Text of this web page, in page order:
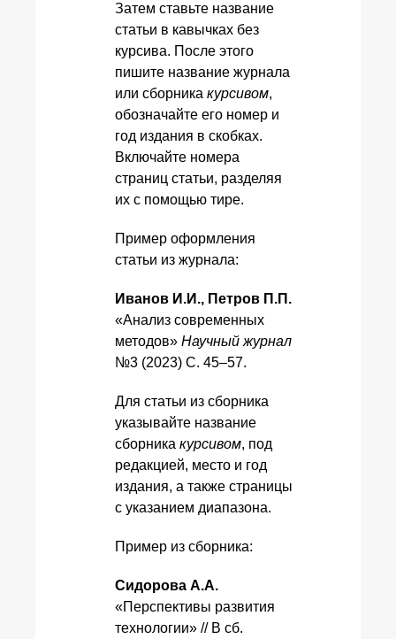
Затем ставьте название
статьи в кавычках без
курсива. После этого
пишите название журнала
или сборника курсивом,
обозначайте его номер и
год издания в скобках.
Включайте номера
страниц статьи, разделяя
их с помощью тире.
Пример оформления
статьи из журнала:
Иванов И.И., Петров П.П.
«Анализ современных
методов» Научный журнал
№3 (2023) С. 45–57.
Для статьи из сборника
указывайте название
сборника курсивом, под
редакцией, место и год
издания, а также страницы
с указанием диапазона.
Пример из сборника:
Сидорова А.А.
«Перспективы развития
технологии» // В сб.